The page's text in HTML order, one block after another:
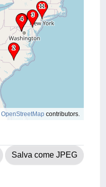
OpenStreetMap contributors.
Salva come JPEG